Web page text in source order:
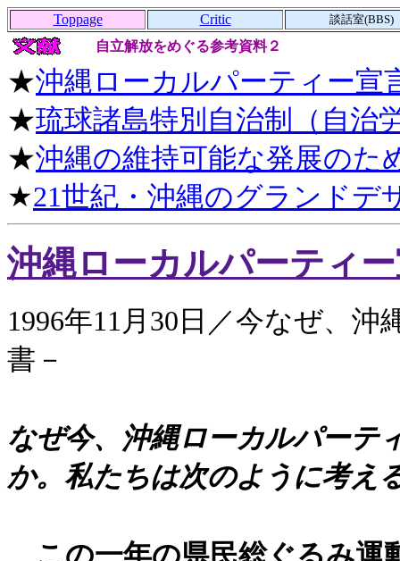
Toppage Critic 談話室(BBS)
自立解放をめぐる参考資料２
★沖縄ローカルパーティー宣
★琉球諸島特別自治制（自治
★沖縄の維持可能な発展のた
★21世紀・沖縄のグランドデ
沖縄ローカルパーティ
1996年11月30日／今なぜ、
書－
なぜ今、沖縄ローカルパーテ
か。私たちは次のように考え